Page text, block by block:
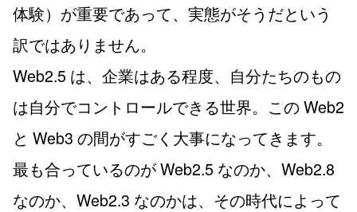
体験）が重要であって、実態がそうだという
訳ではありません。
Web2.5 は、企業はある程度、自分たちのもの
は自分でコントロールできる世界。この Web2
と Web3 の間がすごく大事になってきます。
最も合っているのが Web2.5 なのか、Web2.8
なのか、Web2.3 なのかは、その時代によって